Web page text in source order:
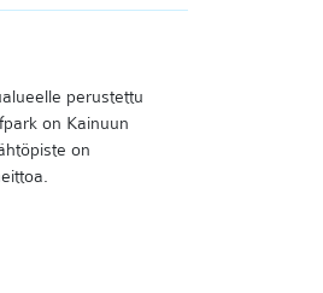
perustettu
on Kainuun
on